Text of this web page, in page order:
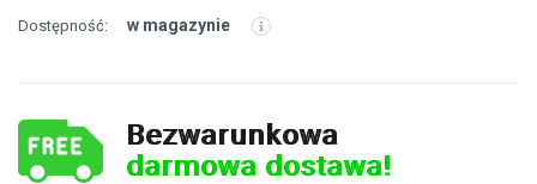
Dostępność: w magazynie
Bezwarunkowa
darmowa dostawa!